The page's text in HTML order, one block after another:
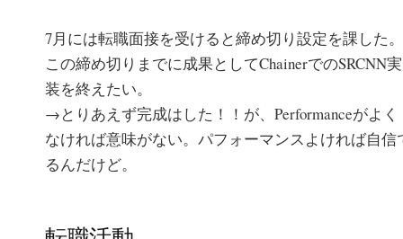
7月には転職面接を受けると締め切り設定を課した。
この締め切りまでに成果としてChainerでのSRCNN実
装を終えたい。
→とりあえず完成はした！！が、Performanceがよく
なければ意味がない。パフォーマンスよければ自信
るんだけど。